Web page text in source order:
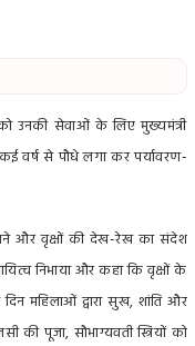
को उनकी सेवाओं के लिए मुख्यमंत्री
कई वर्ष से पौधे लगा कर पर्यावरण-
और वृक्षों की देख-रेख का संदेश
निभाया और कहा कि वृक्षों के
महिलाओं द्वारा सुख, शांति और
की पूजा, सौभाग्यवती स्त्रियों को